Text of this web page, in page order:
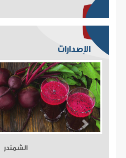
الإصدارات
الشمندر